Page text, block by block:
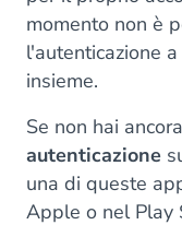
momento non è
l'autenticazione
insieme.
Se non hai
autenticazione
una di queste
Apple o nel Play